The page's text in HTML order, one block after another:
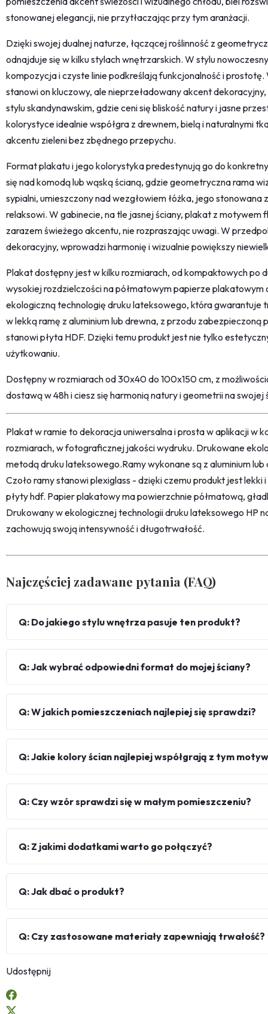
stonowanej elegancji, nie przytłaczając przy tym aranżacji.
Dzięki swojej dualnej naturze, łączącej roślinność z
odnajduje się w kilku stylach wnętrzarskich. W stylu
kompozycja i czyste linie podkreślają funkcjonalność i
stanowi on kluczowy, ale nieprzeładowany akcent
stylu skandynawskim, gdzie ceni się bliskość natury i jasne
kolorystyce idealnie współgra z drewnem, bielą i naturalnymi
akcentu zieleni bez zbędnego przepychu.
Format plakatu i jego kolorystyka predestynują go do
się nad komodą lub wąską ścianą, gdzie geometryczna rama
sypialni, umieszczony nad wezgłowiem łóżka, jego stonowana
relaksowi. W gabinecie, na tle jasnej ściany, plakat z
zarazem świeżego akcentu, nie rozpraszając uwagi. W
dekoracyjny, wprowadzi harmonię i wizualnie powiększy
Plakat dostępny jest w kilku rozmiarach, od kompaktowych po
wysokiej rozdzielczości na półmatowym papierze
ekologiczną technologię druku lateksowego, która gwarantuje
w lekką ramę z aluminium lub drewna, z przodu zabezpieczoną
stanowi płyta HDF. Dzięki temu produkt jest nie tylko
użytkowaniu.
Dostępny w rozmiarach od 30x40 do 100x150 cm, z
dostawą w 48h i ciesz się harmonią natury i geometrii na swojej
Plakat w ramie to dekoracja uniwersalna i prosta w aplikacji w
rozmiarach, w fotograficznej jakości wydruku. Drukowane
metodą druku lateksowego.Ramy wykonane są z aluminium
Czoło ramy stanowi plexiglass - dzięki czemu produkt jest lekki
płyty hdf. Papier plakatowy ma powierzchnie półmatową,
Drukowany w ekologicznej technologii druku lateksowego HP
zachowują swoją intensywność i długotrwałość.
Najczęściej zadawane pytania (FAQ)
Q: Do jakiego stylu wnętrza pasuje ten produkt?
Q: Jak wybrać odpowiedni format do mojej ściany?
Q: W jakich pomieszczeniach najlepiej się sprawdzi?
Q: Jakie kolory ścian najlepiej współgrają z tym
Q: Czy wzór sprawdzi się w małym pomieszczeniu?
Q: Z jakimi dodatkami warto go połączyć?
Q: Jak dbać o produkt?
Q: Czy zastosowane materiały zapewniają trwałość?
Udostępnij